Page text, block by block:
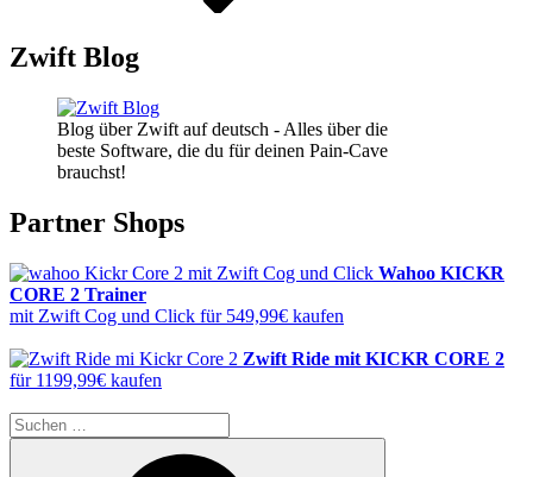
Zwift Blog
Blog über Zwift auf deutsch - Alles über die
beste Software, die du für deinen Pain-Cave
brauchst!
Partner Shops
Wahoo KICKR
CORE 2 Trainer
mit Zwift Cog und Click für 549,99€ kaufen
Zwift Ride mit KICKR CORE 2
für 1199,99€ kaufen
Suche
nach: